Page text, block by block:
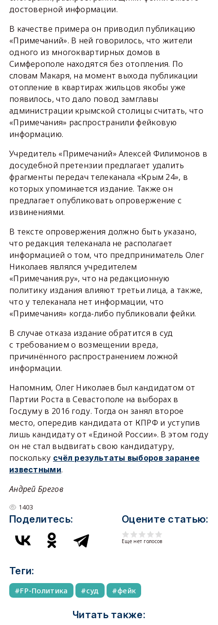
достоверной информации.
В качестве примера он приводил публикацию
«Примечаний». В ней говорилось, что жители
одного из многоквартирных домов в
Симферополе находятся без отопления. По
словам Макаря, на момент выхода публикации
отопление в квартирах жильцов якобы уже
появилось, что дало повод замглавы
администрации крымской столицы считать, что
«Примечания» распространили фейковую
информацию.
Учредитель «Примечаний» Алексей Филимонов в
досудебной претензии предлагает удалить
фрагменты передач телеканала «Крым 24», в
которых упоминается издание. Также он
предлагает опубликовать опровержение с
извинениями.
В тексте опровержения должно быть указано,
что редакция телеканала не располагает
информацией о том, что предприниматель Олег
Николаев являлся учредителем
«Примечания.ру», что на редакционную
политику издания влияют третьи лица, а также,
что у телеканала нет информации, что
«Примечания» когда-либо публиковали фейки.
В случае отказа издание обратится в суд
с требованием о возмещении вреда,
причинённого распространением ложной
информации.
Напомним, Олег Николаев был кандидатом от
Партии Роста в Севастополе на выборах в
Госдуму в 2016 году. Тогда он занял второе
место, опередив кандидата от КПРФ и уступив
лишь кандидату от «Единой России». В этом году
он не стал выдвигать свою кандидатуру,
поскольку счёл результаты выборов заранее
известными.
Андрей Брегов
1403
Поделитесь: Оцените статью:
Еще нет голосов
Теги:
FP-Политика суд фейк
Читать также: